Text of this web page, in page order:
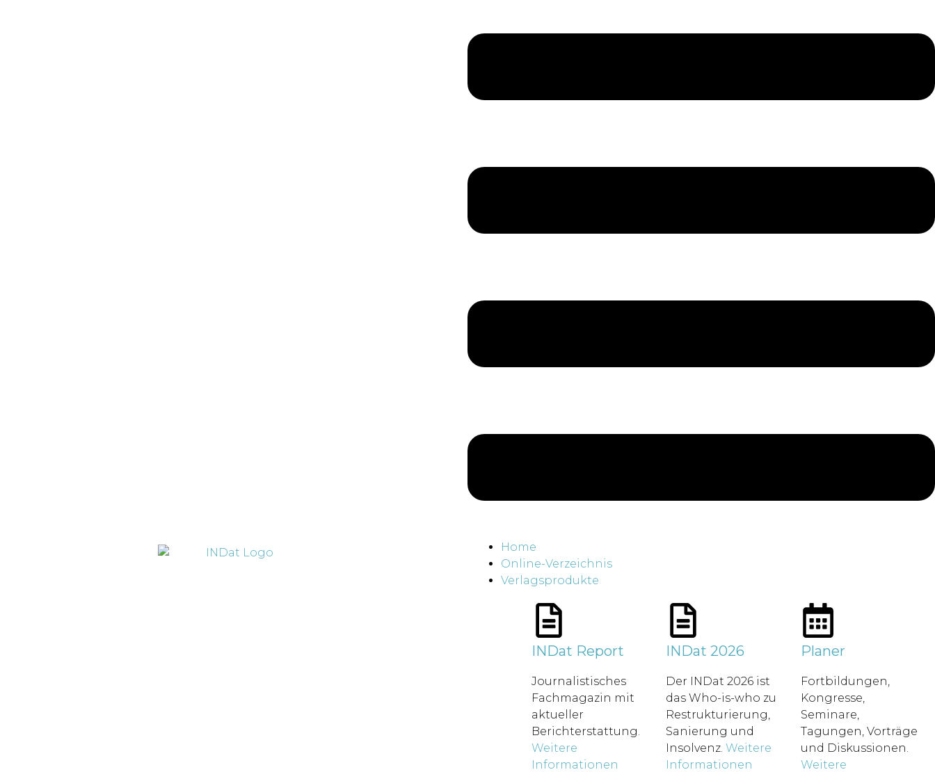
Home
Online-Verzeichnis
Verlagsprodukte
INDat Report
Journalistisches
Fachmagazin mit
aktueller
Berichterstattung.
Weitere
Informationen
INDat 2026
Der INDat 2026 ist
das Who-is-who zu
Restrukturierung,
Sanierung und
Insolvenz.Weitere
Informationen
Planer
Fortbildungen,
Kongresse,
Seminare,
Tagungen, Vorträge
und Diskussionen.
Weitere